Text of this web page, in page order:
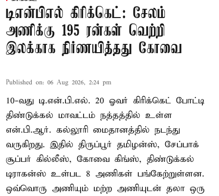
டிஎன்பிஎல் கிரிக்கெட்: சேலம்
அணிக்கு 195 ரன்கள் வெற்றி
இலக்காக நிர்ணயித்தது கோவை
Published on: 06 Aug 2026, 2:24 pm
10-வது டி.என்.பி.எல். 20 ஓவர் கிரிக்கெட் போட்டி
திண்டுக்கல் மாவட்டம் நத்தத்தில் உள்ள
என்.பி.ஆர். கல்லூரி மைதானத்தில் நடந்து
வருகிறது. இதில் திருப்பூர் தமிழன்ஸ், சேப்பாக்
சூப்பர் கில்லீஸ், கோவை கிங்ஸ், திண்டுக்கல்
டிராகன்ஸ் உள்பட 8 அணிகள் பங்கேற்றுள்ளன.
ஒவ்வொரு அணியும் மற்ற அணியுடன் தலா ஒரு